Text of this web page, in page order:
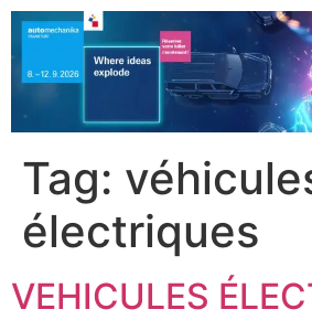
Tag:
électriques
VEHICULES